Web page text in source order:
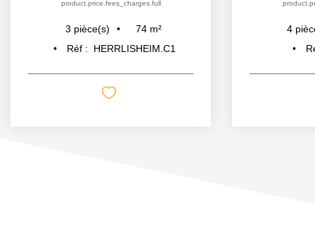
product.price.fees_charges.full
3 pièce(s) 74 m²
Réf :
HERRLISHEIM.C1
4